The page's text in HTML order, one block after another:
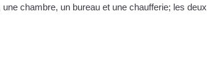
chambre, un bureau et une chaufferie; les deux